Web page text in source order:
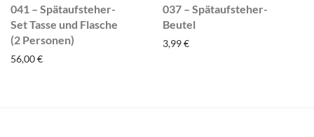
041 – Spätaufsteher-
Set Tasse und Flasche
(2 Personen)
56,00€
037 – Spätaufsteher-
Beutel
3,99€